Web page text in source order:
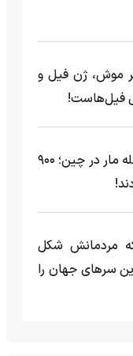
موش، ژن فیل و
فیل‌هاست!
(ویدئو) اعلام وضعیت اضطراری حمله مار‌ در چین؛ ۹۰۰
که مردمانش شکل
سرهای جهان را